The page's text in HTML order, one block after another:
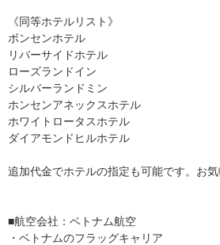
《同等ホテルリスト》
ボンセンホテル
リバーサイドホテル
ローズランドイン
シルバーランドミン
ホンセンアネックスホテル
ホワイトロータスホテル
ダイアモンドヒルホテル
追加代金でホテルの指定も可能です。お
■航空会社：ベトナム航空
・ベトナムのフラッグキャリア